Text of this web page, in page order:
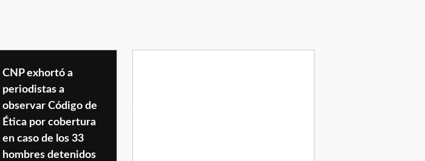
CNP exhortó a
periodistas a
observar Código de
Ética por cobertura
en caso de los 33
hombres detenidos